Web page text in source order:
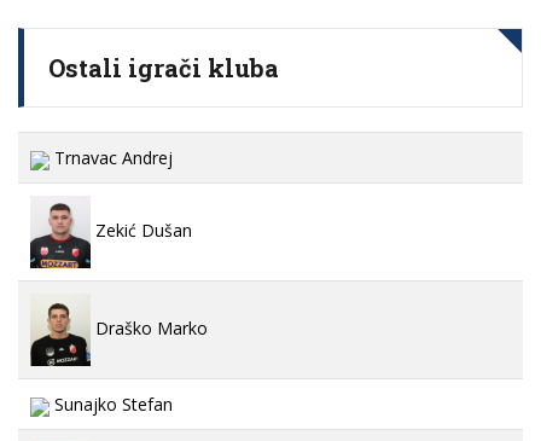
Ostali igrači kluba
Trnavac Andrej
Zekić Dušan
Draško Marko
Sunajko Stefan